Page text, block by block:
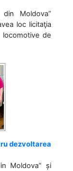
Moldova”
loc licitaţia
de
dezvoltarea
Moldova” și